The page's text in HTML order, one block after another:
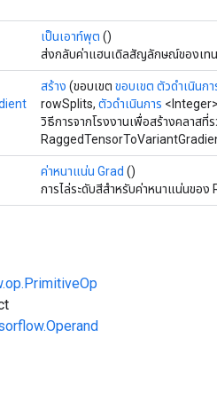
เป็นเอาท์พุต ()
ส่งกลับค่าแฮนเดิลสัญลักษณ์ของเทน
สร้าง (ขอบเขต ขอบเขต ตัวดำเนินกา
rowSplits, ตัวดำเนินการ
วิธีการจากโรงงานเพื่อสร้างคลาสที่
ค่าหนาแน่น Grad ()
การไล่ระดับสีสำหรับค่าหนาแน่นขอ